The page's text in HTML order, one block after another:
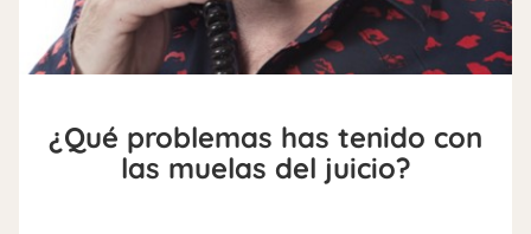
¿Qué problemas has tenido con
las muelas del juicio?